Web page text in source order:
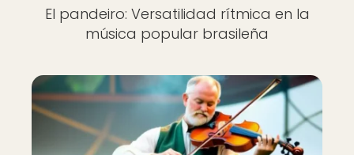
El pandeiro: Versatilidad rítmica en la
música popular brasileña